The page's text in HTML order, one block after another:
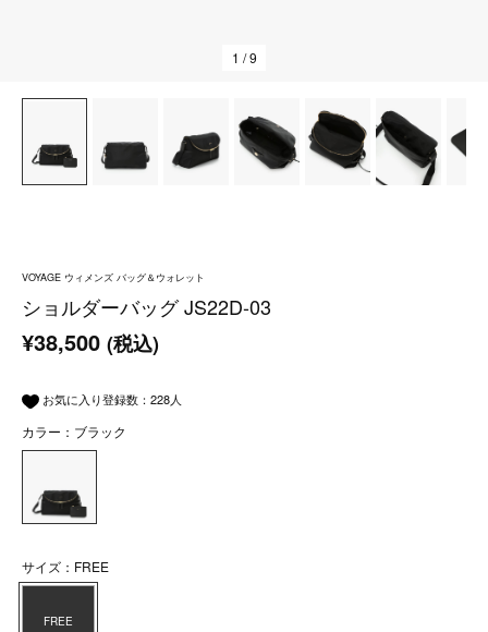
1 / 9
VOYAGE ウィメンズ バッグ＆ウォレット
ショルダーバッグ JS22D-03
¥38,500 (税込)
お気に入り登録数： 228人
カラー：ブラック
サイズ：FREE
FREE